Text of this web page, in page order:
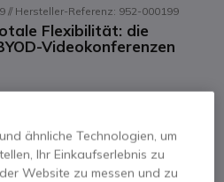
// Hersteller-Referenz: 952-000199
Flexibilität: die
Videokonferenzen
IN DEN WARENKORB
ähnliche Technologien, um
Ihr Einkaufserlebnis zu
Website zu messen und zu